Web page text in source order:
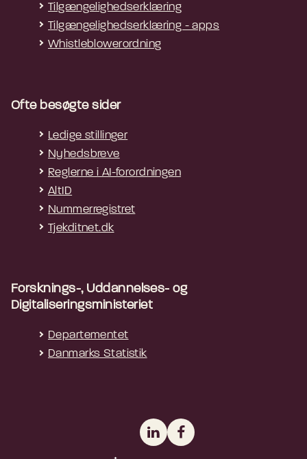
Tilgængelighedserklæring
Tilgængelighedserklæring - apps
Whistleblowerordning
Ofte besøgte sider
Ledige stillinger
Nyhedsbreve
Reglerne i AI-forordningen
AltID
Nummerregistret
Tjekditnet.dk
Forsknings-, Uddannelses- og
Digitaliseringsministeriet
Departementet
Danmarks Statistik
LinkedInFacebook